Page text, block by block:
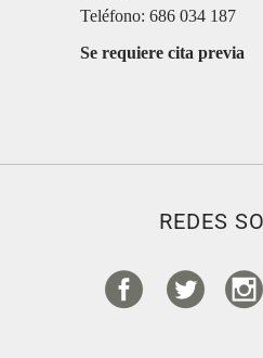
Teléfono: 686 034 187
Se requiere cita previa
REDES